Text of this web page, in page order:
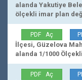
alanda Yakutiye
ölçekli imar plan
PDF Aç
İlçesi, Güzelova
alanda 1/1000
PDF Aç